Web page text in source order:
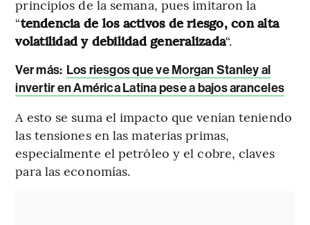
principios de la semana, pues imitaron la
“tendencia de los activos de riesgo, con alta
volatilidad y debilidad generalizada“.
Ver más: Los riesgos que ve Morgan Stanley al
invertir en América Latina pese a bajos aranceles
A esto se suma el impacto que venían teniendo
las tensiones en las materias primas,
especialmente el petróleo y el cobre, claves
para las economías.